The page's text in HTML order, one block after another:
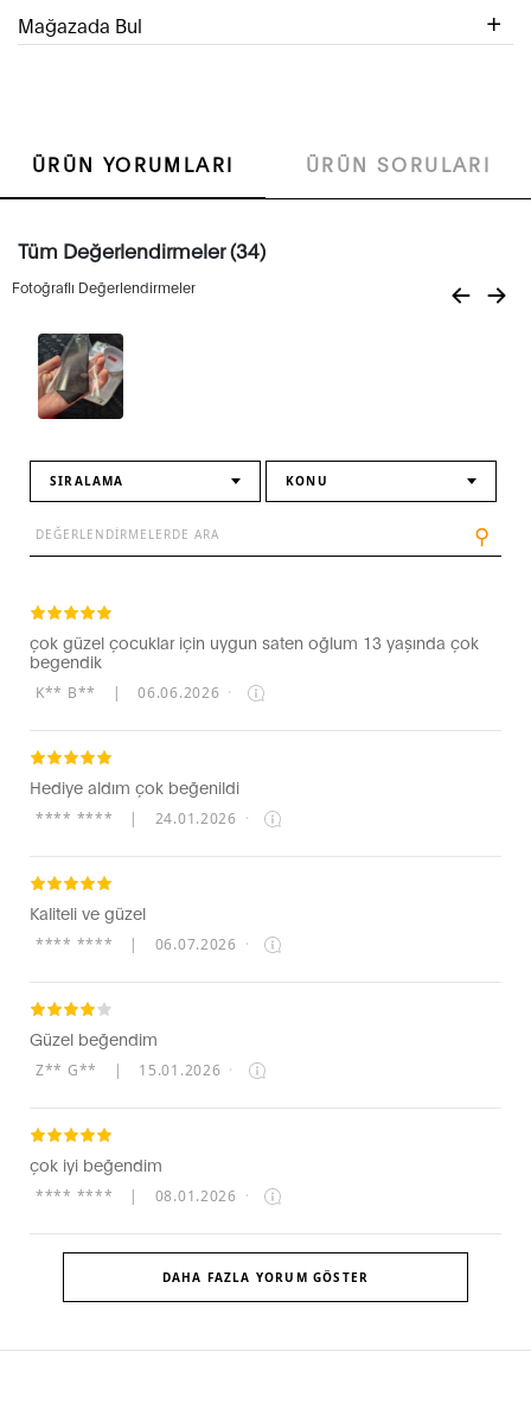
Mağazada Bul
ÜRÜN YORUMLARI ÜRÜN SORULARI
Tüm Değerlendirmeler (34)
Fotoğraflı Değerlendirmeler
SIRALAMA KONU
⚲
çok güzel çocuklar için uygun saten oğlum 13 yaşında çok
begendik
K** B** | 06.06.2026 ·
Hediye aldım çok beğenildi
**** **** | 24.01.2026 ·
Kaliteli ve güzel
**** **** | 06.07.2026 ·
Güzel beğendim
Z** G** | 15.01.2026 ·
çok iyi beğendim
**** **** | 08.01.2026 ·
DAHA FAZLA YORUM GÖSTER